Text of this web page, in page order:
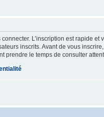
L’inscription est rapide
inscrits. Avant de vous
prendre le temps de consulter